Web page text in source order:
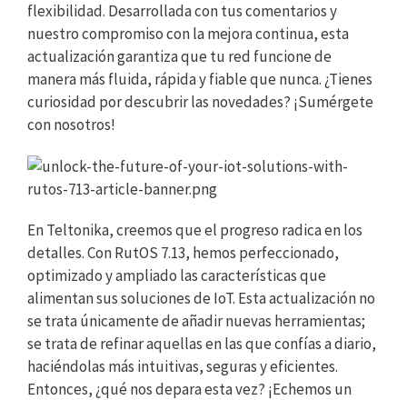
flexibilidad. Desarrollada con tus comentarios y
nuestro compromiso con la mejora continua, esta
actualización garantiza que tu red funcione de
manera más fluida, rápida y fiable que nunca. ¿Tienes
curiosidad por descubrir las novedades? ¡Sumérgete
con nosotros!
En Teltonika, creemos que el progreso radica en los
detalles. Con RutOS 7.13, hemos perfeccionado,
optimizado y ampliado las características que
alimentan sus soluciones de IoT. Esta actualización no
se trata únicamente de añadir nuevas herramientas;
se trata de refinar aquellas en las que confías a diario,
haciéndolas más intuitivas, seguras y eficientes.
Entonces, ¿qué nos depara esta vez? ¡Echemos un